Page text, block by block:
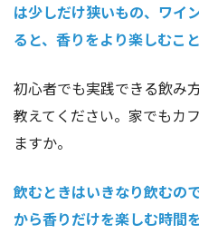
は少しだけ狭いもの、ワイ
ると、香りをより楽しむこ
初心者でも実践できる飲み
教えてください。家でもカ
ますか。
飲むときはいきなり飲むの
から香りだけを楽しむ時間